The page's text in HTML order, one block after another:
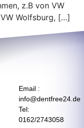
z.B von VW
Wolfsburg, […]
Email :
info@dentfree24.de
Tel:
0162/2743058